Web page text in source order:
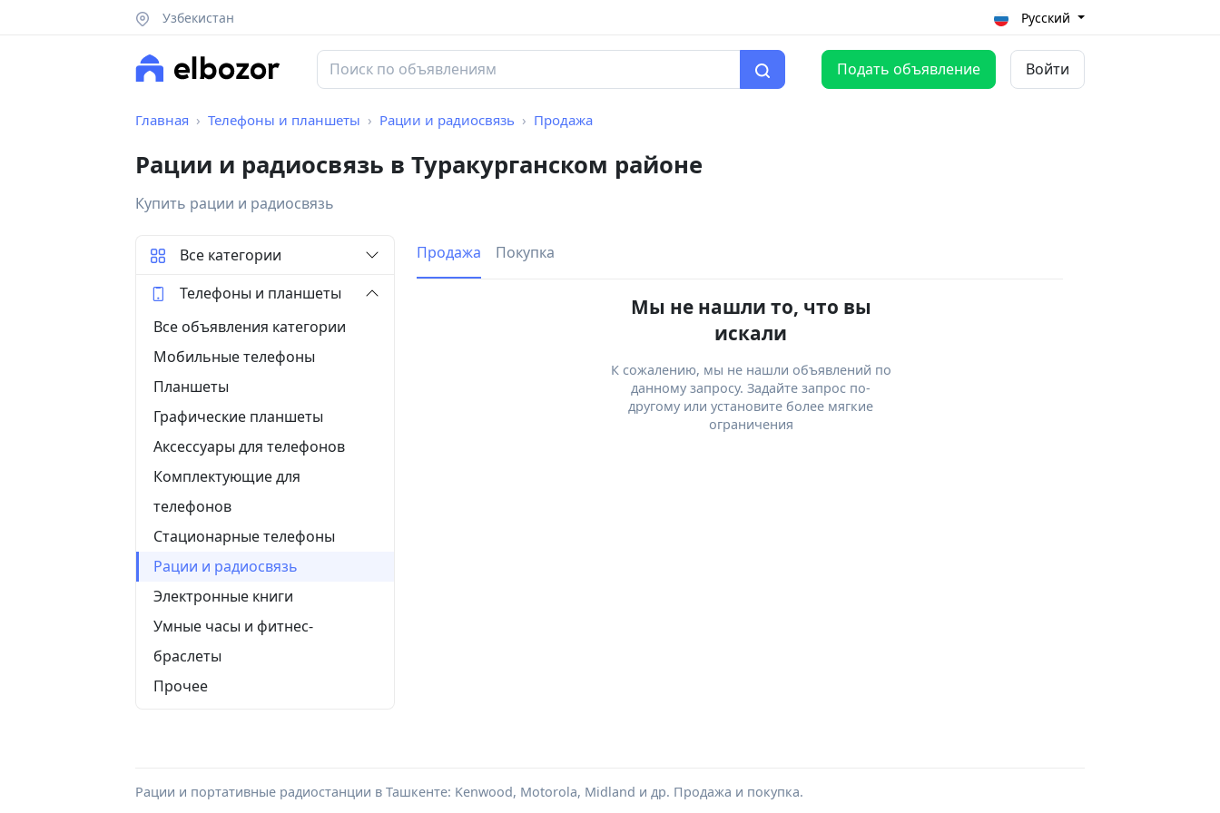
Узбекистан Русский
Подать объявление Войти
Главная Телефоны и планшеты Рации и радиосвязь Продажа
Рации и радиосвязь в Туракурганском районе
Купить рации и радиосвязь
Продажа Покупка
Мы не нашли то, что вы
искали
К сожалению, мы не нашли объявлений по
данному запросу. Задайте запрос по-
другому или установите более мягкие
ограничения
Все категории
Телефоны и планшеты
Все объявления категории
Мобильные телефоны
Планшеты
Графические планшеты
Аксессуары для телефонов
Комплектующие для
телефонов
Стационарные телефоны
Рации и радиосвязь
Электронные книги
Умные часы и фитнес-
браслеты
Прочее
Рации и портативные радиостанции в Ташкенте: Kenwood, Motorola, Midland и др. Продажа и покупка.